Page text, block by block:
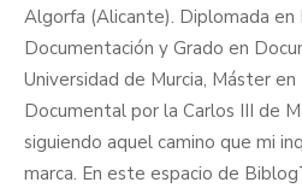
Algorfa (Alicante). Diplomada
Documentación y Grado en
Universidad de Murcia, Máster
Documental por la Carlos III de
siguiendo aquel camino que mi
marca. En este espacio de